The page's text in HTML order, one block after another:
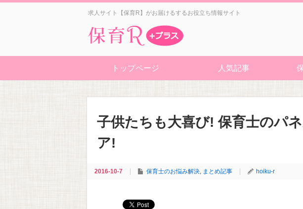
求人サイト【保育R】がお届けるするお役立ち情報サイト
トップページ 人気記事
子供たちも大喜び! 保育士のパ
ア!
2016-10-7 保育士のお悩み解決, まとめ記事 hoiku-r